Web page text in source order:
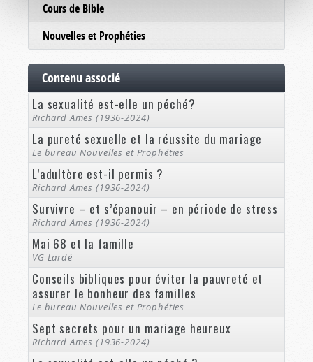
Cours de Bible
Nouvelles et Prophéties
Contenu associé
La sexualité est-elle un péché?
Richard Ames (1936-2024)
La pureté sexuelle et la réussite du mariage
Le bureau Nouvelles et Prophéties
L’adultère est-il permis ?
Richard Ames (1936-2024)
Survivre – et s’épanouir – en période de stress
Richard Ames (1936-2024)
Mai 68 et la famille
VG Lardé
Conseils bibliques pour éviter la pauvreté et
assurer le bonheur des familles
Le bureau Nouvelles et Prophéties
Sept secrets pour un mariage heureux
Richard Ames (1936-2024)